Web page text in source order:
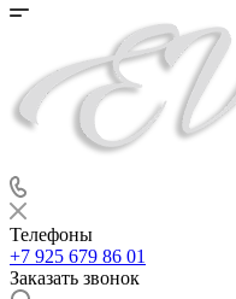
Телефоны
+7 925 679 86 01
Заказать звонок